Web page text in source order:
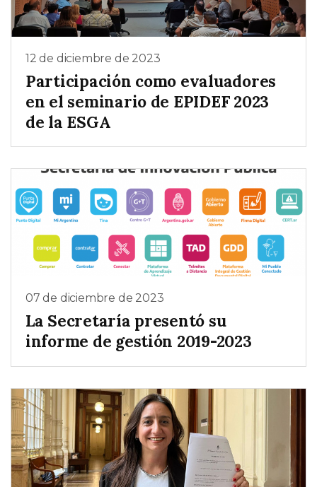
12 de diciembre de 2023
Participación como evaluadores
en el seminario de EPIDEF 2023
de la ESGA
07 de diciembre de 2023
La Secretaría presentó su
informe de gestión 2019-2023